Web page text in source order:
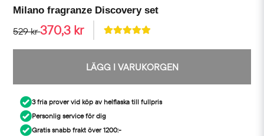
Milano fragranze Discovery set
529 kr370,3 kr
LÄGG I VARUKORGEN
3 fria prover vid köp av helflaska till fullpris
Personlig service för dig
Gratis snabb frakt över 1200:-